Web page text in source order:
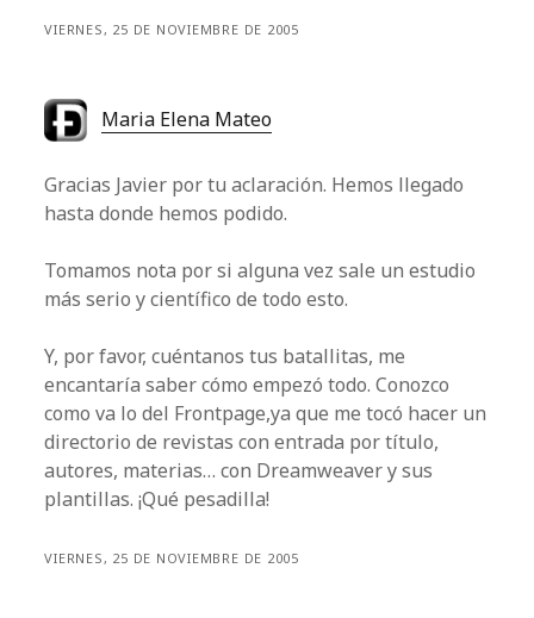
VIERNES, 25 DE NOVIEMBRE DE 2005
Maria Elena Mateo
Gracias Javier por tu aclaración. Hemos llegado
hasta donde hemos podido.
Tomamos nota por si alguna vez sale un estudio
más serio y científico de todo esto.
Y, por favor, cuéntanos tus batallitas, me
encantaría saber cómo empezó todo. Conozco
como va lo del Frontpage,ya que me tocó hacer un
directorio de revistas con entrada por título,
autores, materias… con Dreamweaver y sus
plantillas. ¡Qué pesadilla!
VIERNES, 25 DE NOVIEMBRE DE 2005